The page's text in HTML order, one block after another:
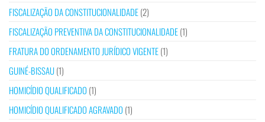
FISCALIZAÇÃO DA CONSTITUCIONALIDADE(2)
FISCALIZAÇÃO PREVENTIVA DA CONSTITUCIONALIDADE(1)
FRATURA DO ORDENAMENTO JURÍDICO VIGENTE(1)
GUINÉ-BISSAU(1)
HOMICÍDIO QUALIFICADO (1)
HOMICÍDIO QUALIFICADO AGRAVADO (1)